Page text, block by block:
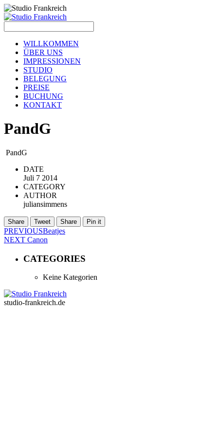
WILLKOMMEN
ÜBER UNS
IMPRESSIONEN
STUDIO
BELEGUNG
PREISE
BUCHUNG
KONTAKT
PandG
PandG
DATE
Juli 7 2014
CATEGORY
AUTHOR
juliansimmens
Share Tweet Share Pin it
PREVIOUSBeatjes
NEXT Canon
CATEGORIES
Keine Kategorien
studio-frankreich.de